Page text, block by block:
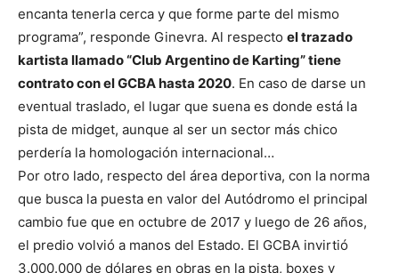
encanta tenerla cerca y que forme parte del mismo
programa”, responde Ginevra. Al respecto el trazado
kartista llamado “Club Argentino de Karting” tiene
contrato con el GCBA hasta 2020. En caso de darse un
eventual traslado, el lugar que suena es donde está la
pista de midget, aunque al ser un sector más chico
perdería la homologación internacional…
Por otro lado, respecto del área deportiva, con la norma
que busca la puesta en valor del Autódromo el principal
cambio fue que en octubre de 2017 y luego de 26 años,
el predio volvió a manos del Estado. El GCBA invirtió
3.000.000 de dólares en obras en la pista, boxes y